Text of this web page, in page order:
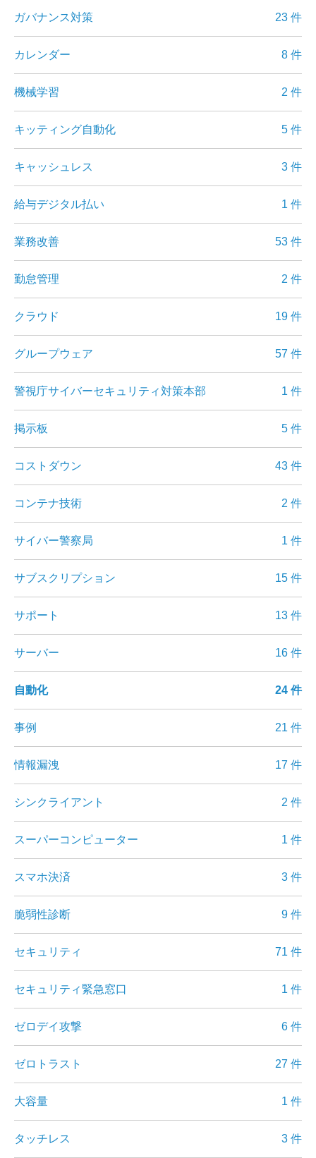
ガバナンス対策 23 件
カレンダー 8 件
機械学習 2 件
キッティング自動化 5 件
キャッシュレス 3 件
給与デジタル払い 1 件
業務改善 53 件
勤怠管理 2 件
クラウド 19 件
グループウェア 57 件
警視庁サイバーセキュリティ対策本部 1 件
掲示板 5 件
コストダウン 43 件
コンテナ技術 2 件
サイバー警察局 1 件
サブスクリプション 15 件
サポート 13 件
サーバー 16 件
自動化 24 件
事例 21 件
情報漏洩 17 件
シンクライアント 2 件
スーパーコンピューター 1 件
スマホ決済 3 件
脆弱性診断 9 件
セキュリティ 71 件
セキュリティ緊急窓口 1 件
ゼロデイ攻撃 6 件
ゼロトラスト 27 件
大容量 1 件
タッチレス 3 件